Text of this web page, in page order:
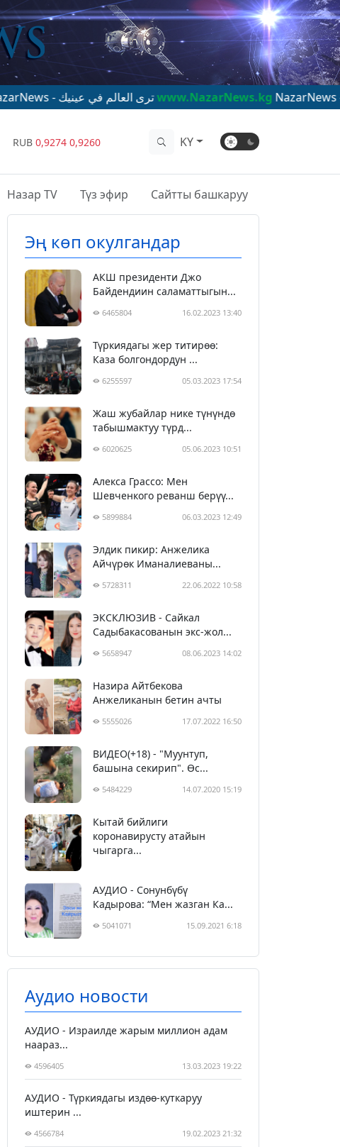
NazarNews - ترى العالم في عينيكwww.NazarNews.kgNazarNews - 你眼中的世
RUB 0,9274 0,9260 KY
Назар TV Түз эфир Сайтты башкаруу
Эң көп окулгандар
АКШ президенти Джо
Байдендиин саламаттыгын...
6465804 16.02.2023 13:40
Түркиядагы жер титирөө:
Каза болгондордун ...
6255597 05.03.2023 17:54
Жаш жубайлар нике түнүндө
табышмактуу түрд...
6020625 05.06.2023 10:51
Алекса Грассо: Мен
Шевченкого реванш берүү...
5899884 06.03.2023 12:49
Элдик пикир: Анжелика
Айчүрөк Иманалиеваны...
5728311 22.06.2022 10:58
ЭКСКЛЮЗИВ - Сайкал
Садыбакасованын экс-жол...
5658947 08.06.2023 14:02
Назира Айтбекова
Анжеликанын бетин ачты
5555026 17.07.2022 16:50
ВИДЕО(+18) - "Муунтуп,
башына секирип". Өс...
5484229 14.07.2020 15:19
Кытай бийлиги
коронавирусту атайын
чыгарга...
АУДИО - Сонунбүбү
Кадырова: “Мен жазган Ка...
5041071 15.09.2021 6:18
Аудио новости
АУДИО - Израилде жарым миллион адам
наараз...
4596405 13.03.2023 19:22
АУДИО - Түркиядагы издөө-куткаруу
иштерин ...
4566784 19.02.2023 21:32